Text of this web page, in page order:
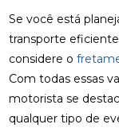
Se você está
transporte
considere o
Com todas essas
motorista se
qualquer tipo de